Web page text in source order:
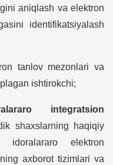
aniqlash va elektron
identifikatsiyalash
tanlov mezonlari va
ishtirokchi;
integratsion
shaxslarning haqiqiy
idoralararo elektron
axborot tizimlari va